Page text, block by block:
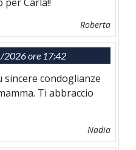
Roberta
ore 17:42
sincere condoglianze
Ti abbraccio
Nadia